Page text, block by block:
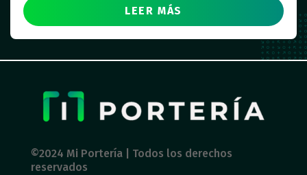
LEER MÁS
©2024 Mi Portería | Todos los derechos
reservados